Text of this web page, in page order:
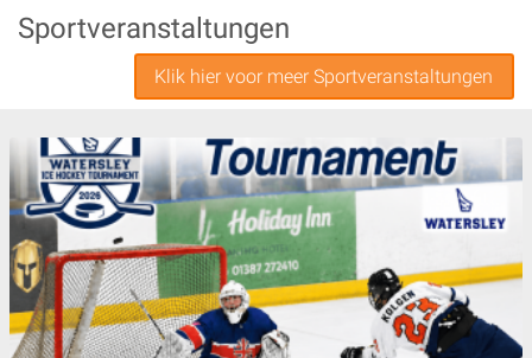
Sportveranstaltungen
Klik hier voor meer Sportveranstaltungen